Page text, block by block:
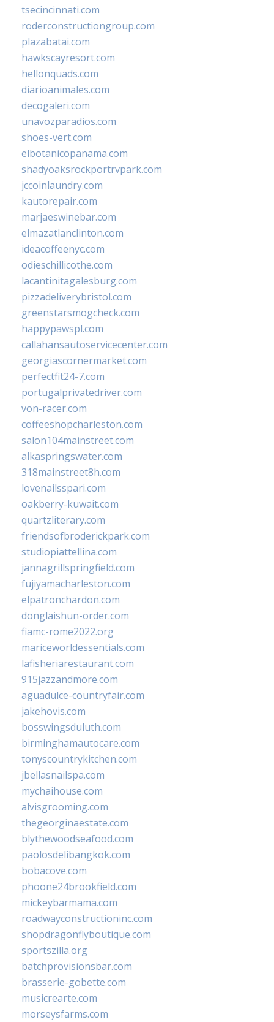
tsecincinnati.com
roderconstructiongroup.com
plazabatai.com
hawkscayresort.com
hellonquads.com
diarioanimales.com
decogaleri.com
unavozparadios.com
shoes-vert.com
elbotanicopanama.com
shadyoaksrockportrvpark.com
jccoinlaundry.com
kautorepair.com
marjaeswinebar.com
elmazatlanclinton.com
ideacoffeenyc.com
odieschillicothe.com
lacantinitagalesburg.com
pizzadeliverybristol.com
greenstarsmogcheck.com
happypawspl.com
callahansautoservicecenter.com
georgiascornermarket.com
perfectfit24-7.com
portugalprivatedriver.com
von-racer.com
coffeeshopcharleston.com
salon104mainstreet.com
alkaspringswater.com
318mainstreet8h.com
lovenailsspari.com
oakberry-kuwait.com
quartzliterary.com
friendsofbroderickpark.com
studiopiattellina.com
jannagrillspringfield.com
fujiyamacharleston.com
elpatronchardon.com
donglaishun-order.com
fiamc-rome2022.org
mariceworldessentials.com
lafisheriarestaurant.com
915jazzandmore.com
aguadulce-countryfair.com
jakehovis.com
bosswingsduluth.com
birminghamautocare.com
tonyscountrykitchen.com
jbellasnailspa.com
mychaihouse.com
alvisgrooming.com
thegeorginaestate.com
blythewoodseafood.com
paolosdelibangkok.com
bobacove.com
phoone24brookfield.com
mickeybarmama.com
roadwayconstructioninc.com
shopdragonflyboutique.com
sportszilla.org
batchprovisionsbar.com
brasserie-gobette.com
musicrearte.com
morseysfarms.com